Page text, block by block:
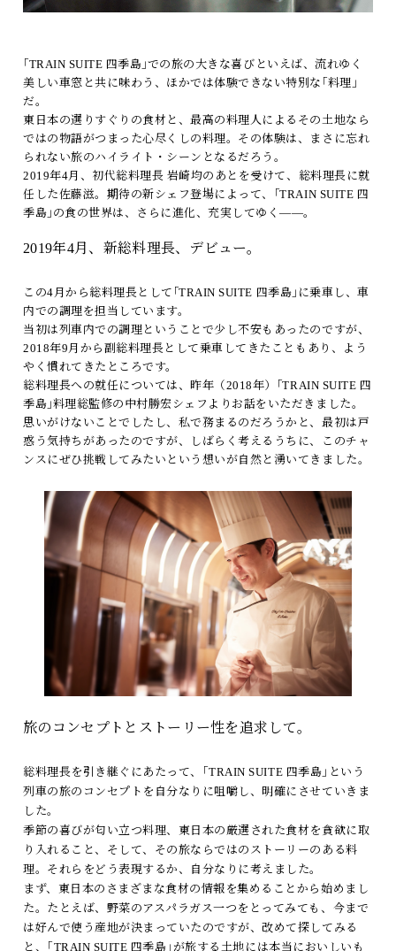
｢TRAIN SUITE 四季島｣での旅の大きな喜びといえば、流れゆく
美しい車窓と共に味わう、ほかでは体験できない特別な｢料理｣
だ。
東日本の選りすぐりの食材と、最高の料理人によるその土地なら
ではの物語がつまった心尽くしの料理。その体験は、まさに忘れ
られない旅のハイライト・シーンとなるだろう。
2019年4月、初代総料理長 岩崎均のあとを受けて、総料理長に就
任した佐藤滋。期待の新シェフ登場によって、｢TRAIN SUITE 四
季島｣の食の世界は、さらに進化、充実してゆく――。
2019年4月、新総料理長、デビュー。
この4月から総料理長として｢TRAIN SUITE 四季島｣に乗車し、車
内での調理を担当しています。
当初は列車内での調理ということで少し不安もあったのですが、
2018年9月から副総料理長として乗車してきたこともあり、よう
やく慣れてきたところです。
総料理長への就任については、昨年（2018年）｢TRAIN SUITE 四
季島｣料理総監修の中村勝宏シェフよりお話をいただきました。
思いがけないことでしたし、私で務まるのだろうかと、最初は戸
惑う気持ちがあったのですが、しばらく考えるうちに、このチャ
ンスにぜひ挑戦してみたいという想いが自然と湧いてきました。
旅のコンセプトとストーリー性を追求して。
総料理長を引き継ぐにあたって、｢TRAIN SUITE 四季島｣という
列車の旅のコンセプトを自分なりに咀嚼し、明確にさせていきま
した。
季節の喜びが匂い立つ料理、東日本の厳選された食材を貪欲に取
り入れること、そして、その旅ならではのストーリーのある料
理。それらをどう表現するか、自分なりに考えました。
まず、東日本のさまざまな食材の情報を集めることから始めまし
た。たとえば、野菜のアスパラガス一つをとってみても、今まで
は好んで使う産地が決まっていたのですが、改めて探してみる
と、｢TRAIN SUITE 四季島｣が旅する土地には本当においしいも